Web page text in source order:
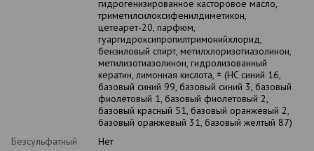
гидрогенизированное касторовое масло,
триметилсилоксифенилдиметикон,
цетеарет-20, парфюм,
гуаргидроксипропилтримонийхлорид,
бензиловый спирт, метилхлоризотиазолинон,
метилизотиазолинон, гидролизованный
кератин, лимонная кислота, ± (HC синий 16,
базовый синий 99, базовый синий 3, базовый
фиолетовый 1, базовый фиолетовый 2,
базовый красный 51, базовый оранжевый 2,
базовый оранжевый 31, базовый желтый 87)
Безсульфатный
Нет